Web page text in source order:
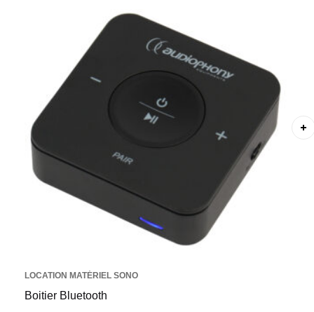
LOCATION MATÉRIEL SONO
Boitier Bluetooth